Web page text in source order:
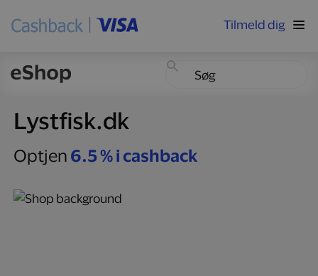
Tilmeld dig
Lystfisk.dk
Optjen 6.5 % i cashback